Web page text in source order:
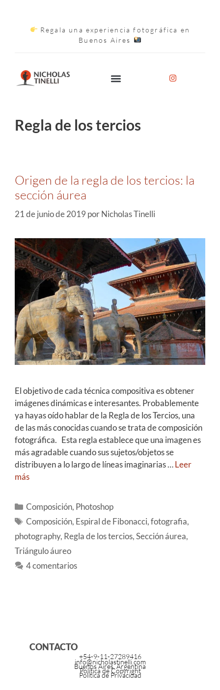
Regala una experiencia fotográfica en
Buenos Aires
Regla de los tercios
Origen de la regla de los tercios: la
sección áurea
21 de junio de 2019 porNicholas Tinelli
El objetivo de cada técnica compositiva es obtener
imágenes dinámicas e interesantes. Probablemente
ya hayas oído hablar de la Regla de los Tercios, una
de las más conocidas cuando se trata de composición
fotográfica. Esta regla establece que una imagen es
más agradable cuando sus sujetos/objetos se
distribuyen a lo largo de líneas imaginarias …Leer
más
Composición, Photoshop
Composición, Espiral de Fibonacci,fotografia,
photography, Regla de los tercios,Sección áurea,
Triángulo áureo
4 comentarios
CONTACTO
+54-9-11-27289416
info@nicholastinelli.com
Buenos Aires, Argentina
Política de Copyright
Política de Privacidad